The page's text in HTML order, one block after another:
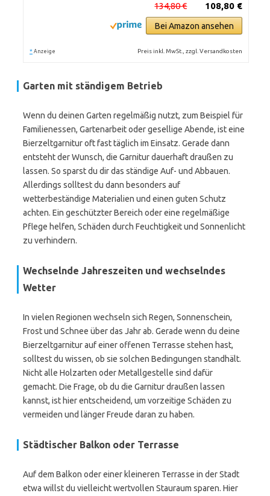
108,80 €
134,80 €
Bei Amazon ansehen
* Anzeige Preis inkl. MwSt., zzgl. Versandkosten
Garten mit ständigem Betrieb
Wenn du deinen Garten regelmäßig nutzt, zum Beispiel für
Familienessen, Gartenarbeit oder gesellige Abende, ist eine
Bierzeltgarnitur oft fast täglich im Einsatz. Gerade dann
entsteht der Wunsch, die Garnitur dauerhaft draußen zu
lassen. So sparst du dir das ständige Auf- und Abbauen.
Allerdings solltest du dann besonders auf
wetterbeständige Materialien und einen guten Schutz
achten. Ein geschützter Bereich oder eine regelmäßige
Pflege helfen, Schäden durch Feuchtigkeit und Sonnenlicht
zu verhindern.
Wechselnde Jahreszeiten und wechselndes
Wetter
In vielen Regionen wechseln sich Regen, Sonnenschein,
Frost und Schnee über das Jahr ab. Gerade wenn du deine
Bierzeltgarnitur auf einer offenen Terrasse stehen hast,
solltest du wissen, ob sie solchen Bedingungen standhält.
Nicht alle Holzarten oder Metallgestelle sind dafür
gemacht. Die Frage, ob du die Garnitur draußen lassen
kannst, ist hier entscheidend, um vorzeitige Schäden zu
vermeiden und länger Freude daran zu haben.
Städtischer Balkon oder Terrasse
Auf dem Balkon oder einer kleineren Terrasse in der Stadt
etwa willst du vielleicht wertvollen Stauraum sparen. Hier